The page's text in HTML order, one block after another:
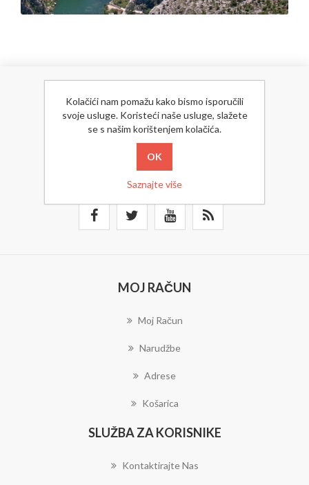
NOVOSTI
PRETPLATITE SE
MOJ RAČUN
Moj Račun
Narudžbe
Adrese
Košarica
SLUŽBA ZA KORISNIKE
Kontaktirajte Nas
Kolačići nam pomažu kako bismo isporučili
svoje usluge. Koristeći naše usluge, slažete
se s našim korištenjem kolačića.
Saznajte više